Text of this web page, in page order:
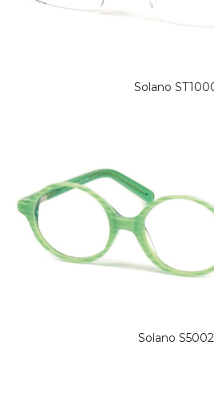
Solano
Solano